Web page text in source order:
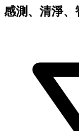
感測、清淨、